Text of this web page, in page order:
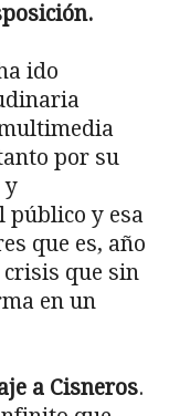
ido
por su
y
público y esa
que es, año
crisis que sin
en un
a Cisneros.